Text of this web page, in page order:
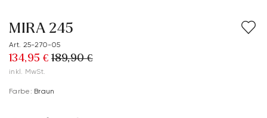
MIRA 245
Art. 25-270-05
134,95 € 189,90 €
inkl. MwSt.
Farbe: Braun